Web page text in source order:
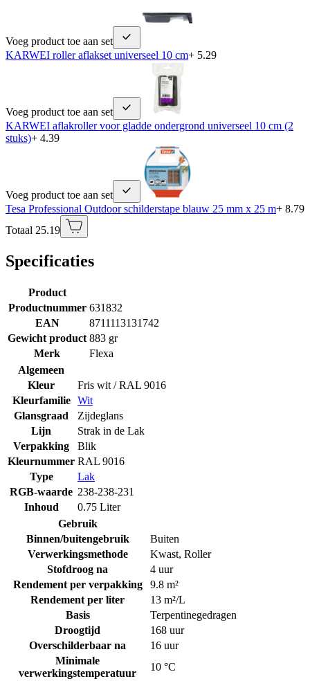
Voeg product toe aan set
KARWEI roller aflakset universeel 10 cm+ 5.29
Voeg product toe aan set
KARWEI aflakroller voor gladde ondergrond universeel 10 cm (2
stuks)+ 4.39
Voeg product toe aan set
Tesa Professional Outdoor schilderstape blauw 25 mm x 25 m+ 8.79
Totaal 25.19
Specificaties
Product
Productnummer 631832
EAN
8711113131742
Gewicht product 883 gr
Merk
Flexa
Algemeen
Kleur
Fris wit / RAL 9016
Kleurfamilie
Wit
Glansgraad
Zijdeglans
Lijn
Strak in de Lak
Verpakking
Blik
Kleurnummer RAL 9016
Type
Lak
RGB-waarde 238-238-231
Inhoud
0.75 Liter
Gebruik
Binnen/buitengebruik
Buiten
Verwerkingsmethode
Kwast, Roller
Stofdroog na
4 uur
Rendement per verpakking
9.8 m²
Rendement per liter
13 m²/L
Basis
Terpentinegedragen
Droogtijd
168 uur
Overschilderbaar na
16 uur
Minimale
verwerkingstemperatuur
10 °C